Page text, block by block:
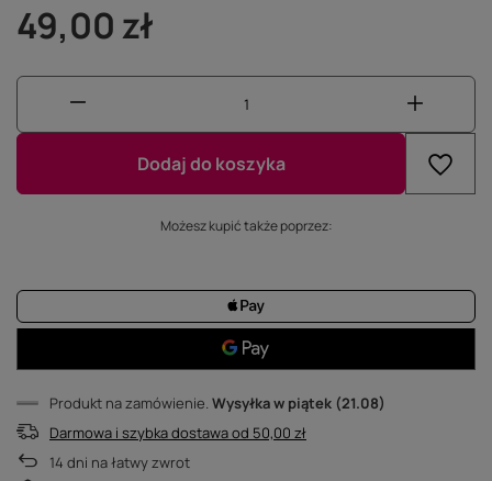
49,00 zł
Dodaj do koszyka
Możesz kupić także poprzez:
Produkt na zamówienie Wysyłkaw piątek (21.08)
Darmowa i szybka dostawaod 50,00 zł
14 dni na łatwy zwrot